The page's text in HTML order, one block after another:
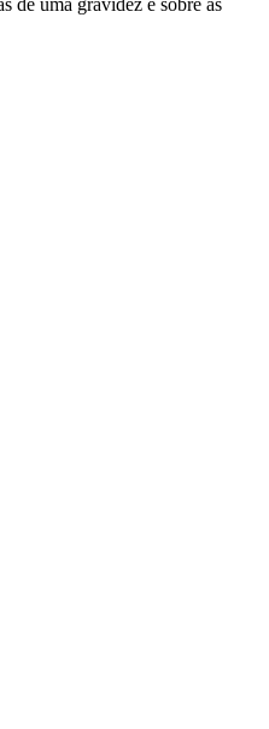
de uma gravidez e sobre as